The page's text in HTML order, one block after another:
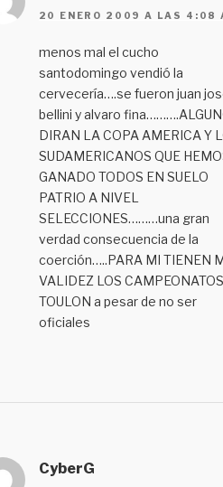
20 ENERO 2009 A LAS 4:08
menos mal el cucho
santodomingo vendió la
cervecería….se fueron juan
bellini y alvaro
DIRAN LA COPA AMERICA Y
SUDAMERICANOS QUE
GANADO TODOS EN SUELO
PATRIO A NIVEL
SELECCIONES………una gran
verdad consecuencia de la
coerción…..PARA MI TIENEN
VALIDEZ LOS
TOULON a pesar de no ser
oficiales
CyberG